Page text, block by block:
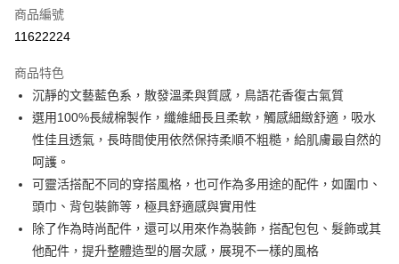
信用卡分期付款
合作金庫商業銀行
華南商業銀行
彰化商業銀行
上海商業儲蓄銀行
台北富邦商業銀行
國泰世華商業銀行
兆豐國際商業銀行
臺灣中小企業銀行
匯豐（台灣）商業銀行
華泰商業銀行
聯邦商業銀行
遠東國際商業銀行
元大商業銀行
永豐商業銀行
玉山商業銀行
星展（台灣）商業銀行
台新國際商業銀行
中國信託商業銀行
6 期 0 利率 每期
華南商業銀行
彰化商業銀行
上海商業儲蓄銀行
台北富邦商業銀行
國泰世華商業銀行
臺灣中小企業銀行
台中商業銀行
匯豐（台灣）商業銀行
華泰商業銀行
聯邦商業銀行
遠東國際商業銀行
元大商業銀行
永豐商業銀行
玉山商業銀行
星展（台灣）商業銀行
超商取貨付款
Apple Pay
悠遊付
Google Pay
ATM付款
商品編號
11622224
商品特色
沉靜的文藝藍色系，散發溫柔與質感，鳥語花香復古氣質
選用100%長絨棉製作，纖維細長且柔軟，觸感細緻舒適，吸水
性佳且透氣，長時間使用依然保持柔順不粗糙，給肌膚最自然的
呵護。
可靈活搭配不同的穿搭風格，也可作為多用途的配件，如圍巾、
頭巾、背包裝飾等，極具舒適感與實用性
除了作為時尚配件，還可以用來作為裝飾，搭配包包、髮飾或其
他配件，提升整體造型的層次感，展現不一樣的風格